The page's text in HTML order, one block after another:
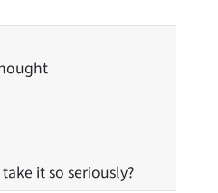
it so seriously?